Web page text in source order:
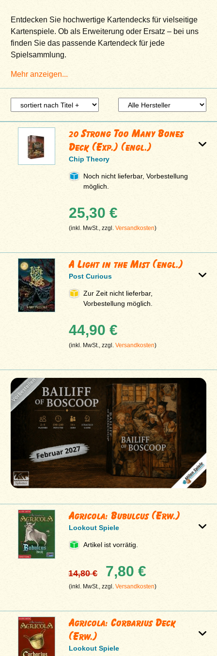
Entdecken Sie hochwertige Kartendecks für vielseitige
Kartenspiele. Ob als Erweiterung oder Ersatz – bei uns
finden Sie das passende Kartendeck für jede
Spielsammlung.
Mehr anzeigen...
20 Strong Too Many Bones
Deck (Exp.) (engl.)
Chip Theory
Noch nicht lieferbar, Vorbestellung
möglich.
25,30 €
(inkl. MwSt., zzgl.Versandkosten)
A Light in the Mist (engl.)
Post Curious
Zur Zeit nicht lieferbar,
Vorbestellung möglich.
44,90 €
(inkl. MwSt., zzgl.Versandkosten)
Agricola: Bubulcus (Erw.)
Lookout Spiele
Artikel ist vorrätig.
14,80 € 7,80 €
(inkl. MwSt., zzgl.Versandkosten)
Agricola: Corbarius Deck
(Erw.)
Lookout Spiele